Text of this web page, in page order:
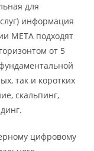
для
информация
МЕТА подходят
от 5
так и коротких
скальпинг,
цифровому